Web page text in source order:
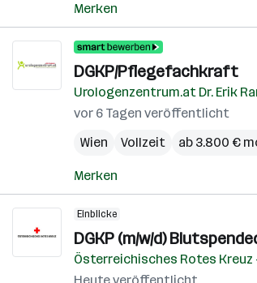
Merken
DGKP/Pflegefachkraft
Urologenzentrum.at Dr. Erik
vor 6 Tagen veröffentlicht
Wien
Vollzeit ab 3.800 €
Merken
Einblicke
DGKP (m/w/d)
Österreichisches Rotes